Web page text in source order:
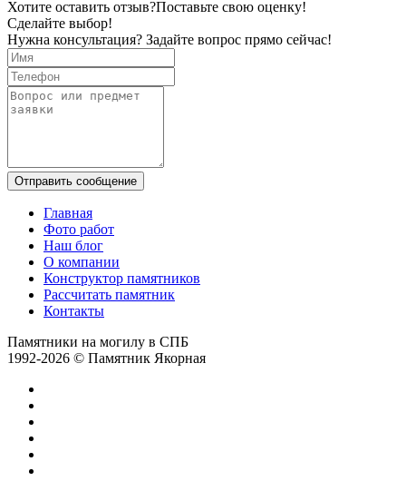
Хотите оставить отзыв?Поставьте свою оценку!
Сделайте выбор!
Нужна консультация? Задайте вопрос прямо сейчас!
Отправить сообщение
Главная
Фото работ
Наш блог
О компании
Конструктор памятников
Рассчитать памятник
Контакты
Памятники на могилу в СПБ
1992-2026 © Памятник Якорная